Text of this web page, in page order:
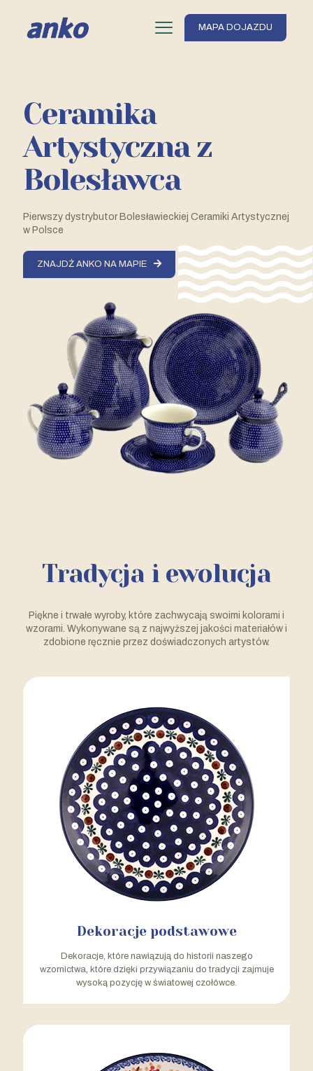
MAPA DOJAZDU
Ceramika
Artystyczna z
Bolesławca
Pierwszy dystrybutor Bolesławieckiej Ceramiki Artystycznej
w Polsce
ZNAJDŹ ANKO NA MAPIE
Tradycja i ewolucja
Piękne i trwałe wyroby, które zachwycają swoimi kolorami i
wzorami. Wykonywane są z najwyższej jakości materiałów i
zdobione ręcznie przez doświadczonych artystów.
Dekoracje podstawowe
Dekoracje, które nawiązują do historii naszego
wzornictwa, które dzięki przywiązaniu do tradycji zajmuje
wysoką pozycję w światowej czołówce.